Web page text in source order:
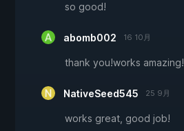
so good!
abomb002 16 10月
thank you!works amazing!
NativeSeed545 25 9月
works great, good job!